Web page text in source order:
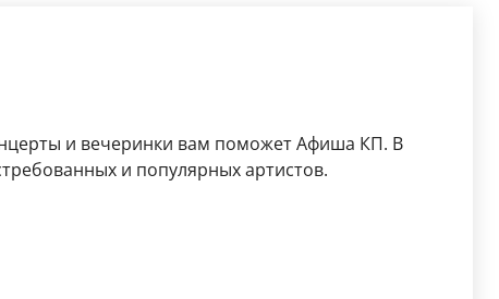
и вечеринки вам поможет Афиша КП. В
и популярных артистов.